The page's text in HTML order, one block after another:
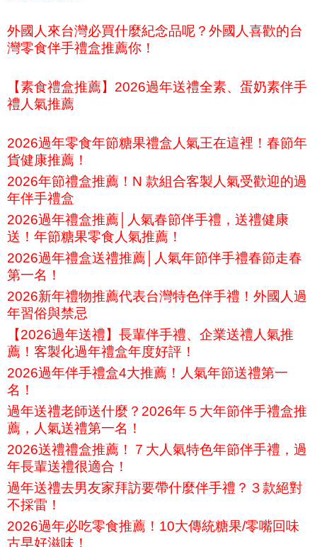
外國人來台灣必買什麼紀念品呢？外國人喜歡的台
灣零食伴手禮盒推薦你！
【素食禮盒推薦】2026過年送禮全素、蛋奶素伴手
禮人氣推薦
2026過年零食年節糖果禮盒人氣王在這裡！春節年
貨健康推薦！
2026年節禮盒推薦！N 款組合客製人氣受歡迎的過
年伴手禮盒
2026過年禮盒推薦│人氣春節伴手禮，送禮健康
送！年節糖果零食人氣推薦！
2026過年禮盒送禮推薦│人氣年節伴手禮春節走春
第一名！
2026新年禮物推薦代表台灣特色伴手禮！外國人過
年習俗與禁忌
【2026過年送禮】長輩伴手禮、企業送禮人氣推
薦！客製化過年禮盒年度好評！
2026過年伴手禮盒4大推薦！人氣年節送禮第一
名！
過年送禮老師送什麼？2026年５大年節伴手禮盒推
薦，人氣送禮第一名！
2026送禮禮盒推薦！７大人氣特色年節伴手禮，過
年長輩送禮很適合！
過年送禮去男友家拜訪要帶什麼伴手禮？３款絕對
不採雷！
2026過年必吃零食推薦！10大傳統糖果/零嘴回味
古早好滋味！